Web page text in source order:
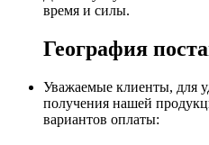
время и силы.
География
Уважаемые клиенты, для
получения нашей
вариантов оплаты: